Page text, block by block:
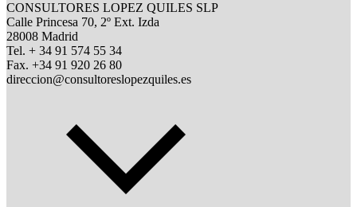
CONSULTORES LOPEZ QUILES SLP
Calle Princesa 70, 2º Ext. Izda
28008 Madrid
Tel. + 34 91 574 55 34
Fax. +34 91 920 26 80
direccion@consultoreslopezquiles.es